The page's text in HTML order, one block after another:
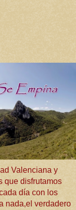
Valenciana y
que disfrutamos
día con los
nada,el verdadero